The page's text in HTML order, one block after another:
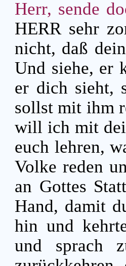
Herr, sende
HERR sehr
nicht, daß
Und siehe, er
er dich sieht,
sollst mit ihm
will ich mit
euch lehren,
Volke reden
an Gottes
Hand, damit
hin und
und sprach